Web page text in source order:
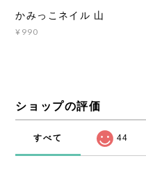
かみっこネイル 山
¥990
ショップの評価
すべて 44